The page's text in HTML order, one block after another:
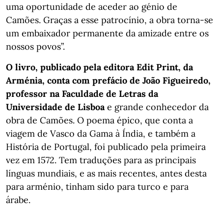
uma oportunidade de aceder ao génio de
Camões. Graças a esse patrocínio, a obra torna-se
um embaixador permanente da amizade entre os
nossos povos”.
O livro, publicado pela editora Edit Print, da
Arménia, conta com prefácio de João Figueiredo,
professor na Faculdade de Letras da
Universidade de Lisboae grande conhecedor da
obra de Camões. O poema épico, que conta a
viagem de Vasco da Gama à Índia, e também a
História de Portugal, foi publicado pela primeira
vez em 1572. Tem traduções para as principais
línguas mundiais, e as mais recentes, antes desta
para arménio, tinham sido para turco e para
árabe.